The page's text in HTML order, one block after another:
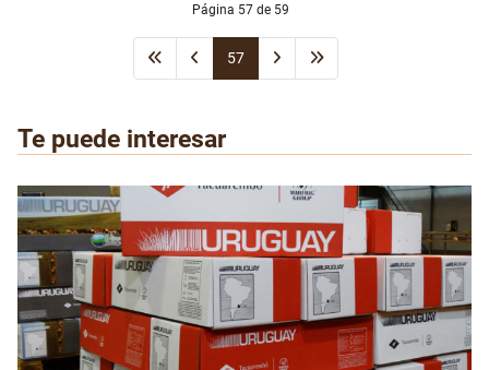
Página 57 de 59
57
Te puede interesar